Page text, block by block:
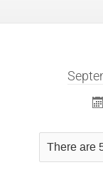
There are